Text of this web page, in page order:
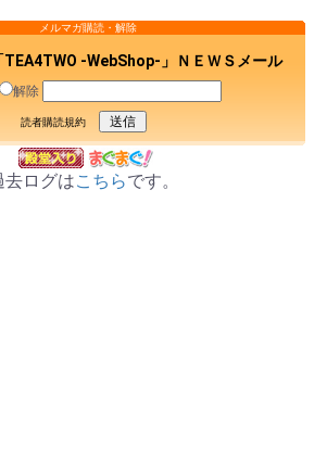
メルマガ購読・解除
TEA4TWO -WebShop-」ＮＥＷＳメール
解除
読者購読規約
去ログはこちらです。